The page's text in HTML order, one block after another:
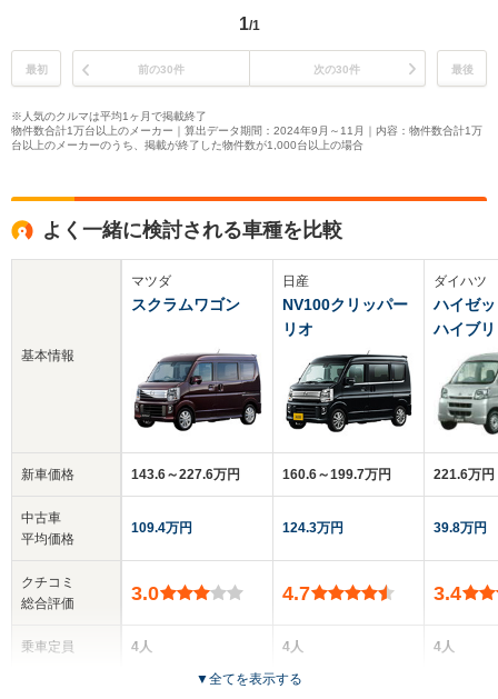
1/1
最初 前の30件 次の30件 最後
※人気のクルマは平均1ヶ月で掲載終了
物件数合計1万台以上のメーカー｜算出データ期間：2024年9月～11月｜内容：物件数合計1万
台以上のメーカーのうち、掲載が終了した物件数が1,000台以上の場合
よく一緒に検討される車種を比較
基本情報
新車価格
中古車
平均価格
クチコミ
総合評価
乗車定員
マツダ
スクラムワゴン
143.6～227.6万円
109.4万円
3.0
4人
日産
NV100クリッパー
リオ
160.6～199.7万円
124.3万円
4.7
4人
5ドア
ダイハツ
ハイゼ
ハイブ
221.6万円
39.8万円
3.4
4人
▼全てを表示する